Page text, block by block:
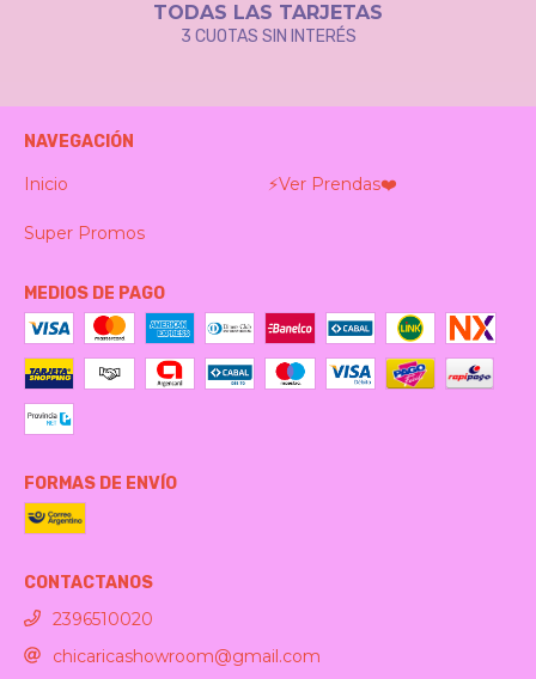
TODAS LAS TARJETAS
3 CUOTAS SIN INTERÉS
NAVEGACIÓN
Inicio ⚡️Ver Prendas❤️‍
Super Promos
MEDIOS DE PAGO
FORMAS DE ENVÍO
CONTACTANOS
2396510020
chicaricashowroom@gmail.com